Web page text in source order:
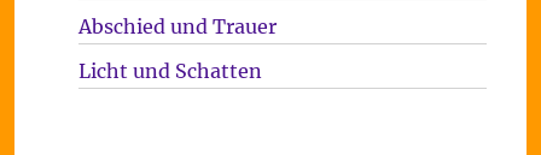
Abschied und Trauer
Licht und Schatten